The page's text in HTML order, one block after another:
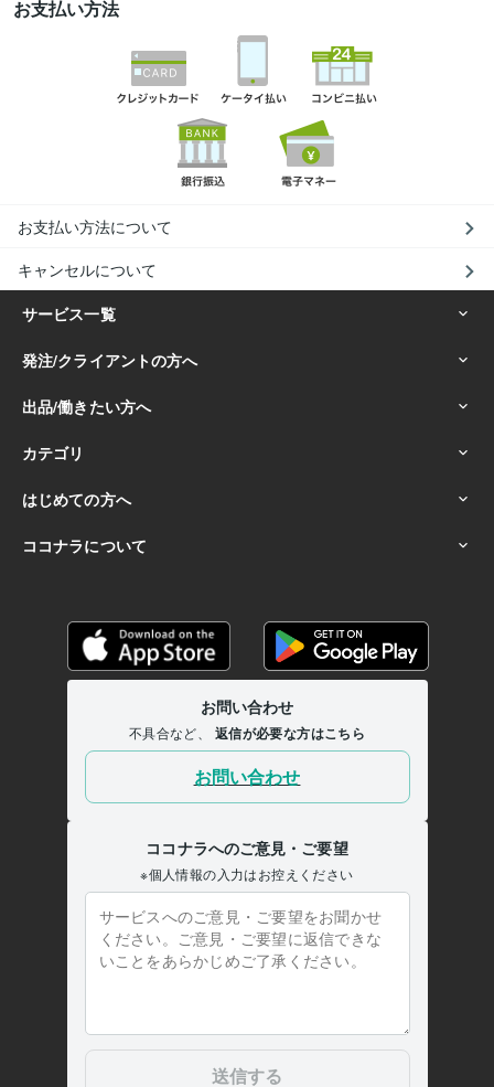
お支払い方法
お支払い方法について
キャンセルについて